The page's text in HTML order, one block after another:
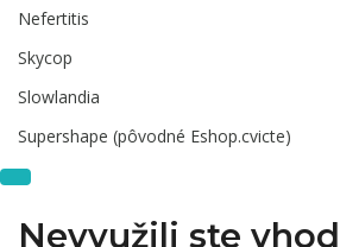
Nefertitis
Skycop
Slowlandia
Supershape (pôvodné Eshop.cvicte)
Nevyužili ste